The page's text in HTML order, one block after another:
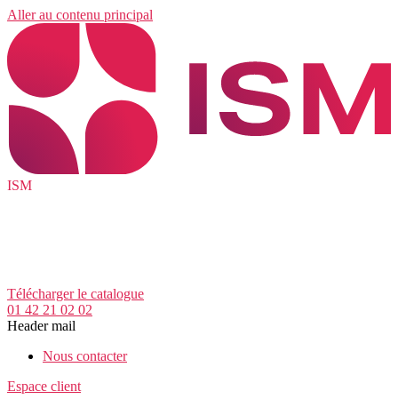
Aller au contenu principal
ISM
Télécharger le catalogue
01 42 21 02 02
Header mail
Nous contacter
Espace client